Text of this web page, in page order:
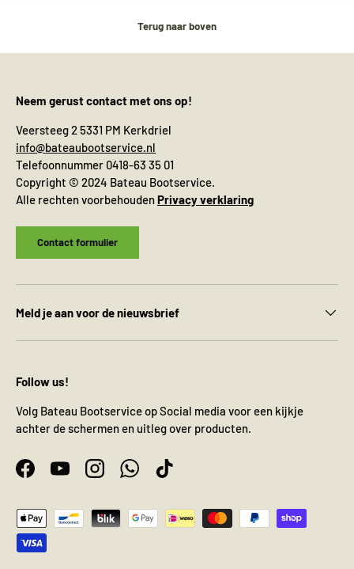
Terug naar boven
Neem gerust contact met ons op!
Veersteeg 2 5331 PM Kerkdriel
info@bateaubootservice.nl
Telefoonnummer 0418-63 35 01
Copyright © 2024 Bateau Bootservice.
Alle rechten voorbehoudenPrivacy verklaring
Contact formulier
Meld je aan voor de nieuwsbrief
Follow us!
Volg Bateau Bootservice op Social media voor een kijkje
achter de schermen en uitleg over producten.
FacebookYouTubeInstagramWhatsAppTikTok
Geaccepteerde betaalmethoden